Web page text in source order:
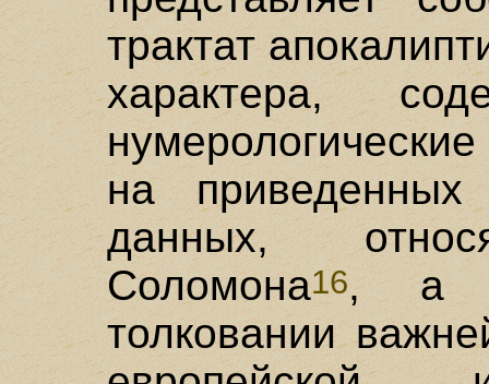
трактат
характера,
на
данных,
Соломона16, а
толковании